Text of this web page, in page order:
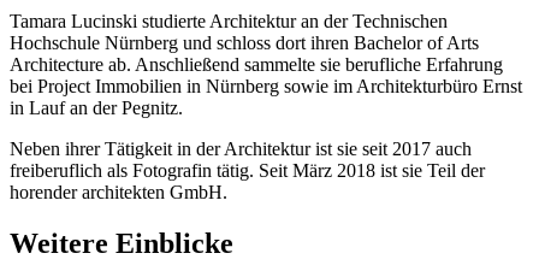
Tamara Lucinski studierte Architektur an der Technischen
Hochschule Nürnberg und schloss dort ihren Bachelor of Arts
Architecture ab. Anschließend sammelte sie berufliche Erfahrung
bei Project Immobilien in Nürnberg sowie im Architekturbüro Ernst
in Lauf an der Pegnitz.
Neben ihrer Tätigkeit in der Architektur ist sie seit 2017 auch
freiberuflich als Fotografin tätig. Seit März 2018 ist sie Teil der
horender architekten GmbH.
Weitere Einblicke